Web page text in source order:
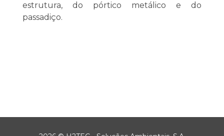
estrutura, do pórtico metálico e do
passadiço.